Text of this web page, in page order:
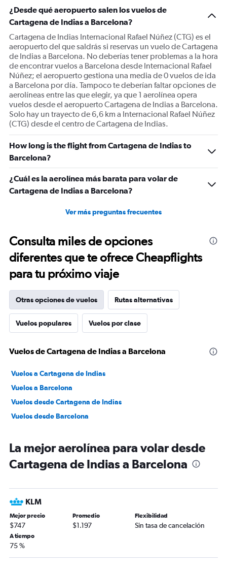
¿Desde qué aeropuerto salen los vuelos de
Cartagena de Indias a Barcelona?
Cartagena de Indias Internacional Rafael Núñez (CTG) es el
aeropuerto del que saldrás si reservas un vuelo de Cartagena
de Indias a Barcelona. No deberías tener problemas a la hora
de encontrar vuelos a Barcelona desde Internacional Rafael
Núñez; el aeropuerto gestiona una media de 0 vuelos de ida
a Barcelona por día. Tampoco te deberían faltar opciones de
aerolíneas entre las que elegir, ya que 1 aerolínea opera
vuelos desde el aeropuerto Cartagena de Indias a Barcelona.
Solo hay un trayecto de 6,6 km a Internacional Rafael Núñez
(CTG) desde el centro de Cartagena de Indias.
How long is the flight from Cartagena de Indias to
Barcelona?
¿Cuál es la aerolínea más barata para volar de
Cartagena de Indias a Barcelona?
Ver más preguntas frecuentes
Consulta miles de opciones
diferentes que te ofrece Cheapflights
para tu próximo viaje
Otras opciones de vuelos Rutas alternativas
Vuelos populares Vuelos por clase
Vuelos de Cartagena de Indias a Barcelona
Vuelos a Cartagena de Indias
Vuelos a Barcelona
Vuelos desde Cartagena de Indias
Vuelos desde Barcelona
La mejor aerolínea para volar desde
Cartagena de Indias a Barcelona
KLM
Mejor precio
$747
Promedio
$1.197
Flexibilidad
Sin tasa de cancelación
A tiempo
75 %